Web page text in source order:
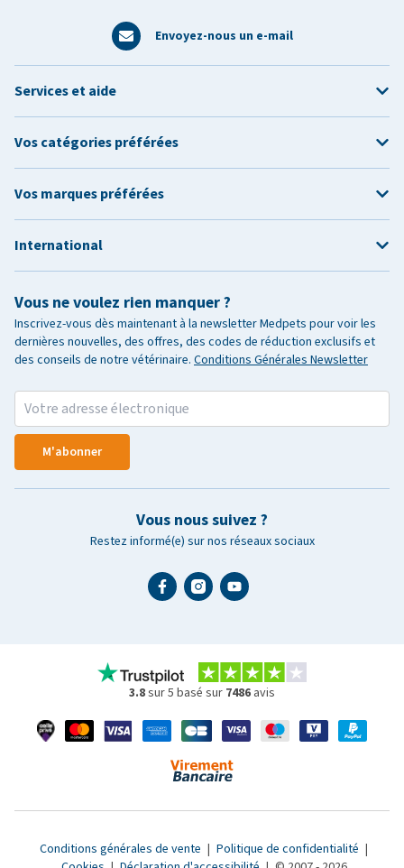
Envoyez-nous un e-mail
Vous ne voulez rien manquer ?
Inscrivez-vous dès maintenant à la newsletter Medpets pour voir les
dernières nouvelles, des offres, des codes de réduction exclusifs et
des conseils de notre vétérinaire. Conditions Générales Newsletter
M'abonner
Vous nous suivez ?
Restez informé(e) sur nos réseaux sociaux
Services et aide
Vos catégories préférées
Vos marques préférées
International
3.8sur 5 basé sur 7486 avis
Conditions générales de vente | Politique de confidentialité |